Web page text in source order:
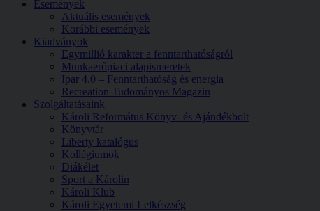
Események
Aktuális események
Korábbi események
Kiadványok
Egymillió karakter a fenntarthatóságról
Munkaerőpiaci alapismeretek
Ipar 4.0 – Fenntarthatóság és energia
Recreation Tudományos Magazin
Szolgáltatásaink
Károli Református Könyv- és Ajándékbolt
Könyvtár
Liberty katalógus
Kollégiumok
Diákélet
Sport a Károlin
Károli Klub
Károli Egyetemi Lelkészség